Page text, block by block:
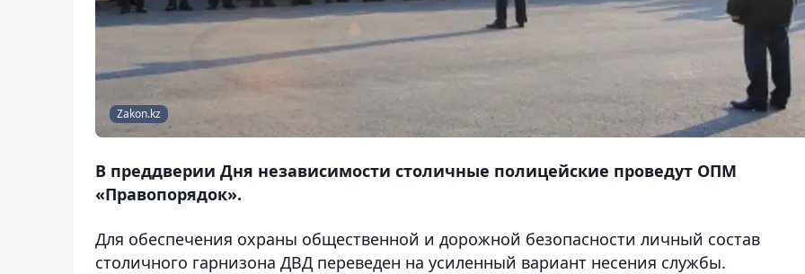
Zakon.kz
В преддверии Дня независимости столичные полицейские проведут ОПМ
«Правопорядок».
Для обеспечения охраны общественной и дорожной безопасности личный состав
столичного гарнизона ДВД переведен на усиленный вариант несения службы.